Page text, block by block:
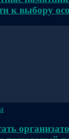
к выбору